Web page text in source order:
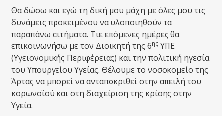
Θα δώσω και εγώ τη δική μου μάχη με όλες μου τις
δυνάμεις προκειμένου να υλοποιηθούν τα
παραπάνω αιτήματα. Τιε επόμενες ημέρες θα
επικοινωνήσω με τον Διοικητή της 6ης ΥΠΕ
(Υγειονομικής Περιφέρειας) και την πολιτική ηγεσία
του Υπουργείου Υγείας. Θέλουμε το νοσοκομείο της
Άρτας να μπορεί να ανταποκριθεί στην απειλή του
κορωνοϊού και στη διαχείριση της κρίσης στην
Υγεία.